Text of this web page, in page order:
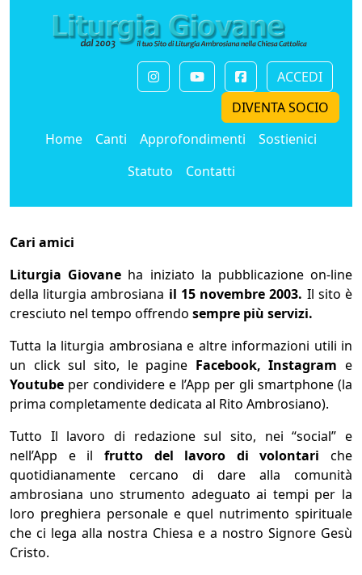
ACCEDI
DIVENTA SOCIO
Home
Canti Approfondimenti
Sostienici
Statuto
Contatti
Cari amici
Liturgia Giovane ha iniziato la pubblicazione on-line
della liturgia ambrosiana il 15 novembre 2003. Il sito è
cresciuto nel tempo offrendo sempre più servizi.
Tutta la liturgia ambrosiana e altre informazioni utili in
un click sul sito, le pagine Facebook, Instagram e
Youtube per condividere e l’App per gli smartphone (la
prima completamente dedicata al Rito Ambrosiano).
Tutto Il lavoro di redazione sul sito, nei “social” e
nell’App e il frutto del lavoro di volontari che
quotidianamente cercano di dare alla comunità
ambrosiana uno strumento adeguato ai tempi per la
loro preghiera personale e quel nutrimento spirituale
che ci lega alla nostra Chiesa e a nostro Signore Gesù
Cristo.